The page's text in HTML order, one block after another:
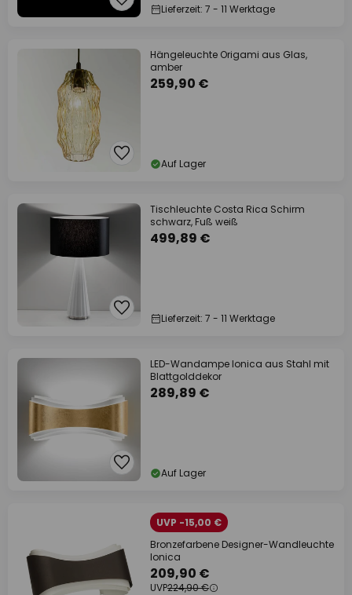
Lieferzeit: 7 - 11 Werktage
Hängeleuchte Origami aus Glas,
amber
259,90 €
Auf Lager
Tischleuchte Costa Rica Schirm
schwarz, Fuß weiß
499,89 €
Lieferzeit: 7 - 11 Werktage
LED-Wandampe Ionica aus Stahl mit
Blattgolddekor
289,89 €
Auf Lager
UVP -15,00 €
Bronzefarbene Designer-Wandleuchte
Ionica
209,90 €
UVP224,90 €